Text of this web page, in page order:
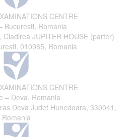
CENTRE
Bucuresti, Romania
Cladirea JUPITER HOUSE (parter)
010965, Romania
CENTRE
– Deva, Romania
Deva Judet Hunedoara, 330041,
Romania